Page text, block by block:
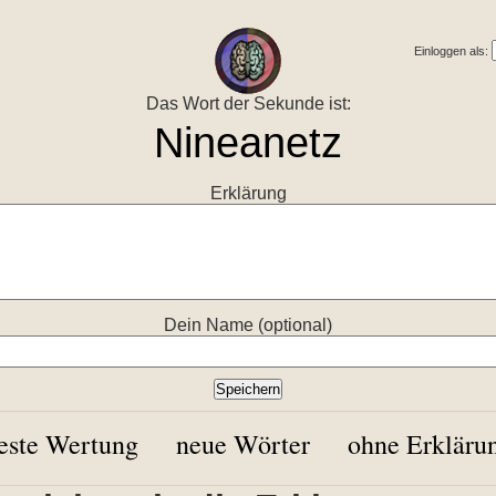
Einloggen als:
Das Wort der Sekunde ist:
Erklärung
Dein Name (optional)
Wertung neue Wörter ohne